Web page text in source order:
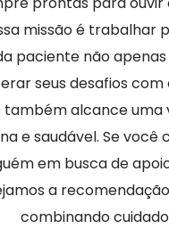
missão é trabalhar
paciente não
seus desafios com
também alcance uma
e saudável. Se você
em busca de
a
combinando